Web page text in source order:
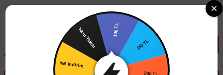
Tüm Banka Kartlarına Vade Farksız 3-5 Taksit Fırsatı Mailorder ile
150 TL
Yarın Tekrar